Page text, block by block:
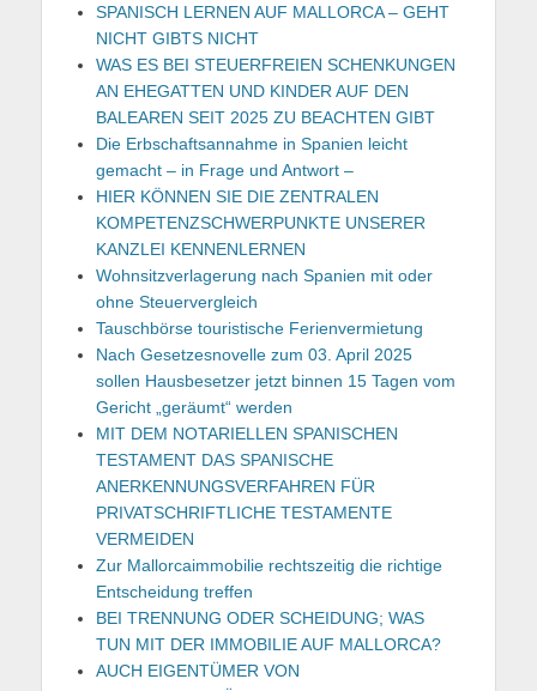
SPANISCH LERNEN AUF MALLORCA – GEHT
NICHT GIBTS NICHT
WAS ES BEI STEUERFREIEN SCHENKUNGEN
AN EHEGATTEN UND KINDER AUF DEN
BALEAREN SEIT 2025 ZU BEACHTEN GIBT
Die Erbschaftsannahme in Spanien leicht
gemacht – in Frage und Antwort –
HIER KÖNNEN SIE DIE ZENTRALEN
KOMPETENZSCHWERPUNKTE UNSERER
KANZLEI KENNENLERNEN
Wohnsitzverlagerung nach Spanien mit oder
ohne Steuervergleich
Tauschbörse touristische Ferienvermietung
Nach Gesetzesnovelle zum 03. April 2025
sollen Hausbesetzer jetzt binnen 15 Tagen vom
Gericht „geräumt“ werden
MIT DEM NOTARIELLEN SPANISCHEN
TESTAMENT DAS SPANISCHE
ANERKENNUNGSVERFAHREN FÜR
PRIVATSCHRIFTLICHE TESTAMENTE
VERMEIDEN
Zur Mallorcaimmobilie rechtszeitig die richtige
Entscheidung treffen
BEI TRENNUNG ODER SCHEIDUNG; WAS
TUN MIT DER IMMOBILIE AUF MALLORCA?
AUCH EIGENTÜMER VON